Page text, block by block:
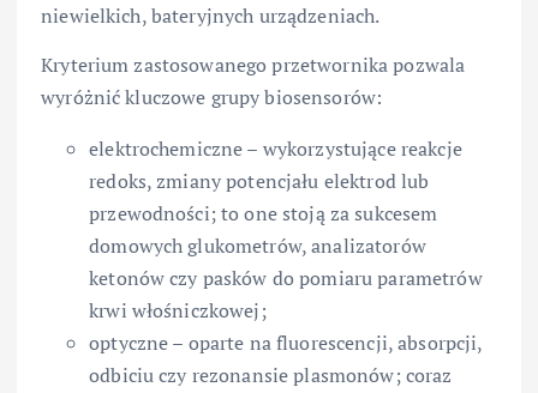
niewielkich, bateryjnych urządzeniach.
Kryterium zastosowanego przetwornika pozwala
wyróżnić kluczowe grupy biosensorów:
elektrochemiczne – wykorzystujące reakcje
redoks, zmiany potencjału elektrod lub
przewodności; to one stoją za sukcesem
domowych glukometrów, analizatorów
ketonów czy pasków do pomiaru parametrów
krwi włośniczkowej;
optyczne – oparte na fluorescencji, absorpcji,
odbiciu czy rezonansie plasmonów; coraz